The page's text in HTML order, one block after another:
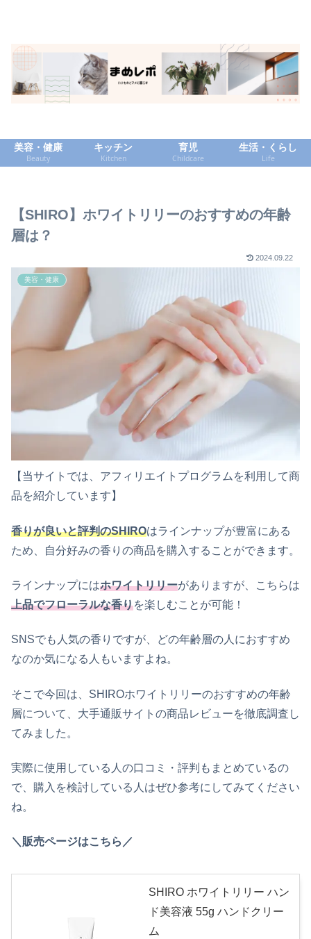
美容・健康
Beauty
キッチン
Kitchen
育児
Childcare
生活・くらし
Life
【SHIRO】ホワイトリリーのおすすめの年齢
層は？
2024.09.22
美容・健康
【当サイトでは、アフィリエイトプログラムを利用して商
品を紹介しています】
香りが良いと評判のSHIROはラインナップが豊富にある
ため、自分好みの香りの商品を購入することができます。
ラインナップにはホワイトリリーがありますが、こちらは
上品でフローラルな香りを楽しむことが可能！
SNSでも人気の香りですが、どの年齢層の人におすすめ
なのか気になる人もいますよね。
そこで今回は、SHIROホワイトリリーのおすすめの年齢
層について、大手通販サイトの商品レビューを徹底調査し
てみました。
実際に使用している人の口コミ・評判もまとめているの
で、購入を検討している人はぜひ参考にしてみてください
ね。
＼販売ページはこちら／
SHIRO ホワイトリリー ハン
ド美容液 55g ハンドクリー
ム